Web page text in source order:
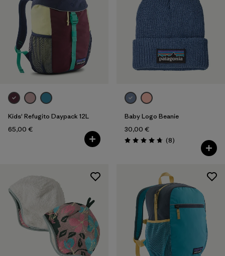
Filter by
Preis
Filter by
Passform
Kids' Refugito Daypack 12L
65,00 €
Baby Logo Beanie
30,00 €
Bewertung: 4.8 / 5
(8Rezensionen
)